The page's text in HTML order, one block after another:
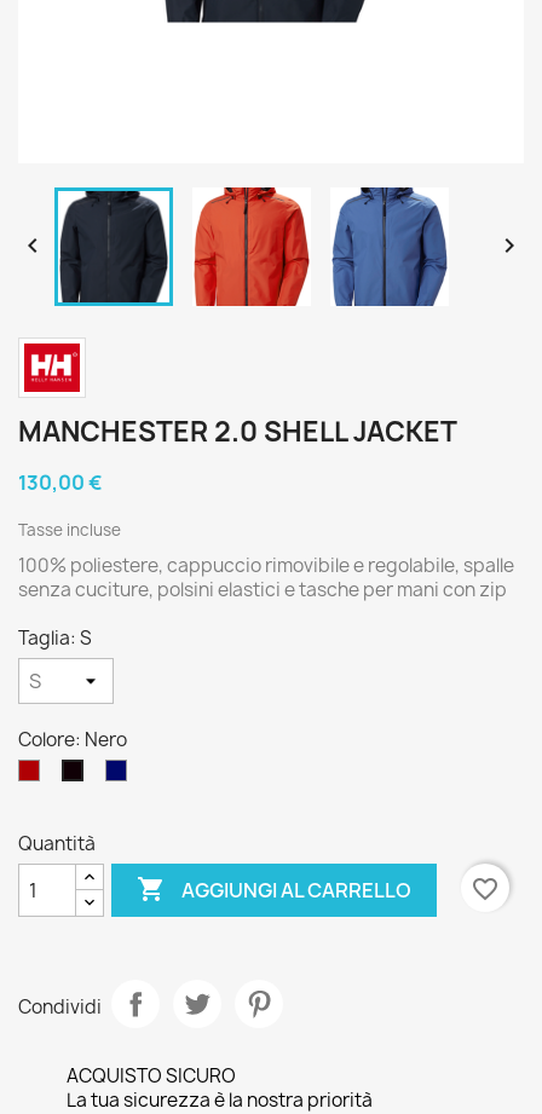
 
MANCHESTER 2.0 SHELL JACKET
130,00 €
Tasse incluse
100% poliestere, cappuccio rimovibile e regolabile, spalle
senza cuciture, polsini elastici e tasche per mani con zip
Taglia: S
Colore: Nero
Quantità
 AGGIUNGI AL CARRELLO favorite_border
Condividi
ACQUISTO SICURO
La tua sicurezza è la nostra priorità